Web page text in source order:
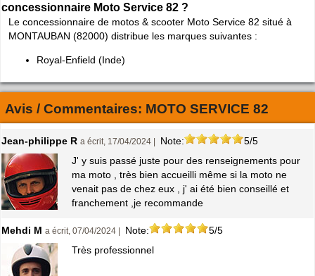
concessionnaire Moto Service 82 ?
Le concessionnaire de motos & scooter Moto Service 82 situé à
MONTAUBAN (82000) distribue les marques suivantes :
Royal-Enfield (Inde)
Avis / Commentaires: MOTO SERVICE 82
Jean-philippe R a écrit, 17/04/2024 | Note:
5/5
J' y suis passé juste pour des renseignements pour
ma moto , très bien accueilli même si la moto ne
venait pas de chez eux , j' ai été bien conseillé et
franchement ,je recommande
Mehdi M a écrit, 07/04/2024 | Note:
5/5
Très professionnel